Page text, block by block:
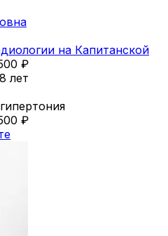
на Капитанской
₽
лет
₽